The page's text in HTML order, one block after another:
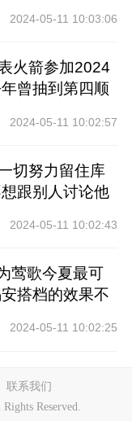
2024-05-11 10:03:06
火箭参加2024
曾抽到第四顺
2024-05-11 10:02:57
切努力留住库
跟别人讨论他
2024-05-11 10:02:43
莺歌今夏最可
搭档的效果不
2024-05-11 10:02:25
联系我们
Reserved.